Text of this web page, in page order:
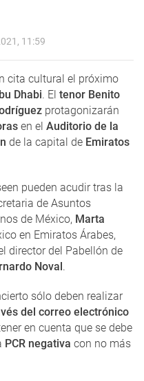
11:59
cita cultural el próximo
Dhabi. El tenor Benito
protagonizarán
en el Auditorio de la
de la capital de Emiratos
pueden acudir tras la
de Asuntos
de México, Marta
en Emiratos Árabes,
director del Pabellón de
Noval.
sólo deben realizar
del correo electrónico
en cuenta que se debe
PCR negativa con no más